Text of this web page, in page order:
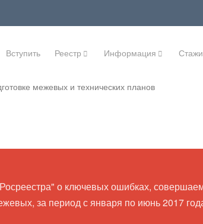
Вступить Реестр Информация
межевых и технических планов
о ключевых ошибках,
за период с января по июнь 2017